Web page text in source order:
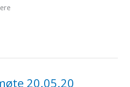
20.05.20